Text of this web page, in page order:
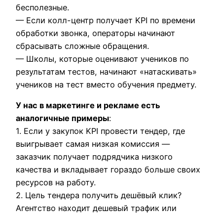
бесполезные.
— Если колл-центр получает KPI по времени
обработки звонка, операторы начинают
сбрасывать сложные обращения.
— Школы, которые оценивают учеников по
результатам тестов, начинают «натаскивать»
учеников на тест вместо обучения предмету.
У нас в маркетинге и рекламе есть
аналогичные примеры:
1. Если у закупок KPI провести тендер, где
выигрывает самая низкая комиссия —
заказчик получает подрядчика низкого
качества и вкладывает гораздо больше своих
ресурсов на работу.
2. Цель тендера получить дешёвый клик?
Агентство находит дешевый трафик или